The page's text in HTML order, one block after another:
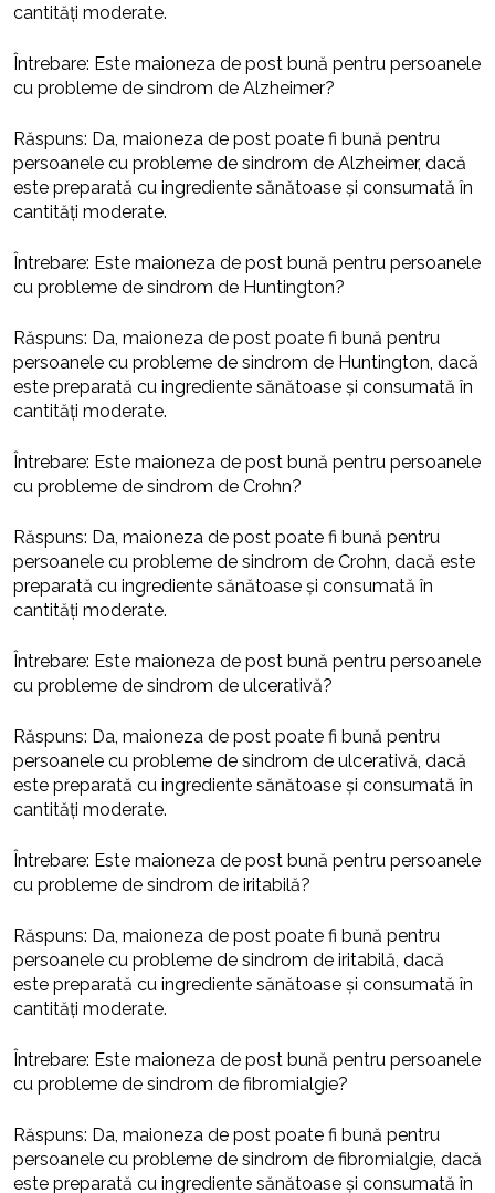
cantități moderate.
Întrebare: Este maioneza de post bună pentru persoanele
cu probleme de sindrom de Alzheimer?
Răspuns: Da, maioneza de post poate fi bună pentru
persoanele cu probleme de sindrom de Alzheimer, dacă
este preparată cu ingrediente sănătoase și consumată în
cantități moderate.
Întrebare: Este maioneza de post bună pentru persoanele
cu probleme de sindrom de Huntington?
Răspuns: Da, maioneza de post poate fi bună pentru
persoanele cu probleme de sindrom de Huntington, dacă
este preparată cu ingrediente sănătoase și consumată în
cantități moderate.
Întrebare: Este maioneza de post bună pentru persoanele
cu probleme de sindrom de Crohn?
Răspuns: Da, maioneza de post poate fi bună pentru
persoanele cu probleme de sindrom de Crohn, dacă este
preparată cu ingrediente sănătoase și consumată în
cantități moderate.
Întrebare: Este maioneza de post bună pentru persoanele
cu probleme de sindrom de ulcerativă?
Răspuns: Da, maioneza de post poate fi bună pentru
persoanele cu probleme de sindrom de ulcerativă, dacă
este preparată cu ingrediente sănătoase și consumată în
cantități moderate.
Întrebare: Este maioneza de post bună pentru persoanele
cu probleme de sindrom de iritabilă?
Răspuns: Da, maioneza de post poate fi bună pentru
persoanele cu probleme de sindrom de iritabilă, dacă
este preparată cu ingrediente sănătoase și consumată în
cantități moderate.
Întrebare: Este maioneza de post bună pentru persoanele
cu probleme de sindrom de fibromialgie?
Răspuns: Da, maioneza de post poate fi bună pentru
persoanele cu probleme de sindrom de fibromialgie, dacă
este preparată cu ingrediente sănătoase și consumată în